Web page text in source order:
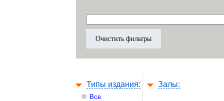
Типы издания:
Все
Залы: